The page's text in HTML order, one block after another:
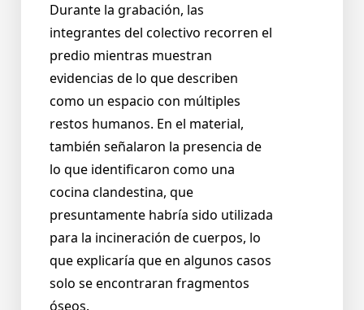
Durante la grabación, las
integrantes del colectivo recorren el
predio mientras muestran
evidencias de lo que describen
como un espacio con múltiples
restos humanos. En el material,
también señalaron la presencia de
lo que identificaron como una
cocina clandestina, que
presuntamente habría sido utilizada
para la incineración de cuerpos, lo
que explicaría que en algunos casos
solo se encontraran fragmentos
óseos.